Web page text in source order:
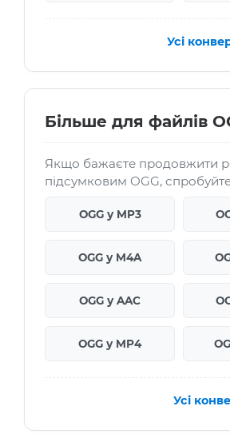
Усі
Більше для файлів
Якщо бажаєте продовжити
підсумковим OGG,
OGG у MP3
OGG у M4A
OGG у AAC
OGG у MP4
Усі